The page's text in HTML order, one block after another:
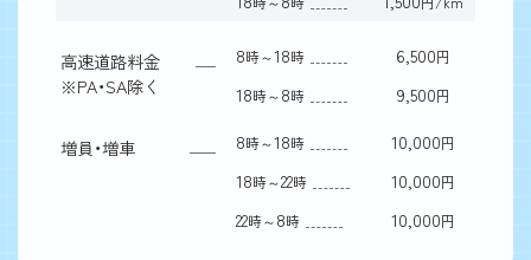
高速道路料金
※PA・SA除く
8時～18時 6,500円
18時～8時 9,500円
増員・増車 8時～18時 10,000円
18時～22時 10,000円
22時～8時 10,000円